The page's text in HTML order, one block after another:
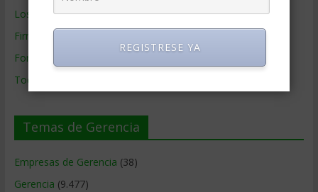
Los mejores MBA
Firmas de Gerencia
Formación de Gerencia
Todos los Temas
Temas de Gerencia
Empresas de Gerencia (38)
Gerencia (9.477)
REGISTRESE YA